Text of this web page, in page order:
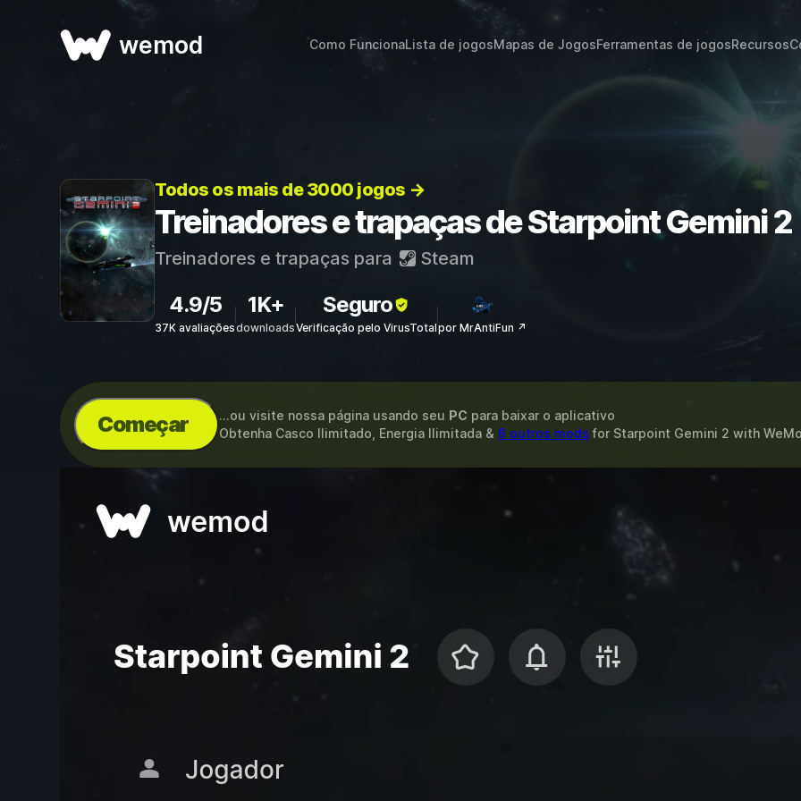
wemod Como FuncionaLista de jogosMapas de JogosFerramentas de jogosRecursos
Todos os mais de 3000 jogos →
Treinadores e trapaças de Starpoint Gemini 2
Treinadores e trapaças para Steam
4.9/5
37K avaliações
1K+
downloads
Seguro
Verificação pelo VirusTotalpor MrAntiFun ↗
Começar ...ou visite nossa página usando seu PC para baixar o aplicativo
Obtenha Casco Ilimitado, Energia Ilimitada & 6 outros mods for Starpoint Gemini 2 with